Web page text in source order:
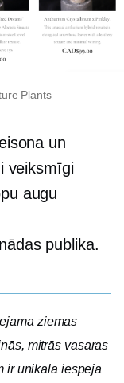
Plants
un
veiksmīgi
augu
publika.
ziemas
mitrās vasaras
ir unikāla iespēja